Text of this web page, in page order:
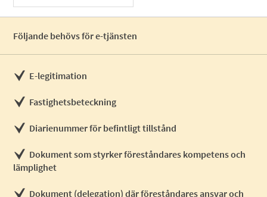
Följande behövs för e-tjänsten
E-legitimation
Fastighetsbeteckning
Diarienummer för befintligt tillstånd
Dokument som styrker föreståndares kompetens och
lämplighet
Dokument (delegation) där föreståndares ansvar och